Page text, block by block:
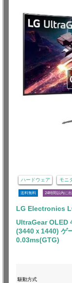
ハードウェア モニ
送料無料 24時間以内に
LG Electronics
UltraGear OLED
(3440ｘ1440) ゲ
0.03ms(GTG)
駆動方式